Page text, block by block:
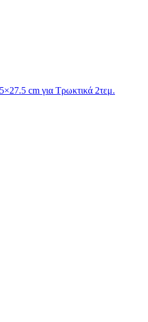
cm για Τρωκτικά 2τεμ.